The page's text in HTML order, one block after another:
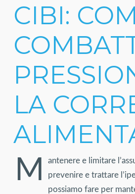
CIBI:
LA
M
antenere e limitare
prevenire e trattare
possiamo fare per